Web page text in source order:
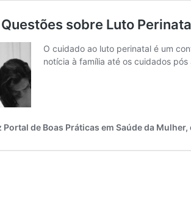
sobre Luto
O cuidado ao luto perinatal é um
notícia à família até os cuidados
Portal de Boas Práticas em Saúde da